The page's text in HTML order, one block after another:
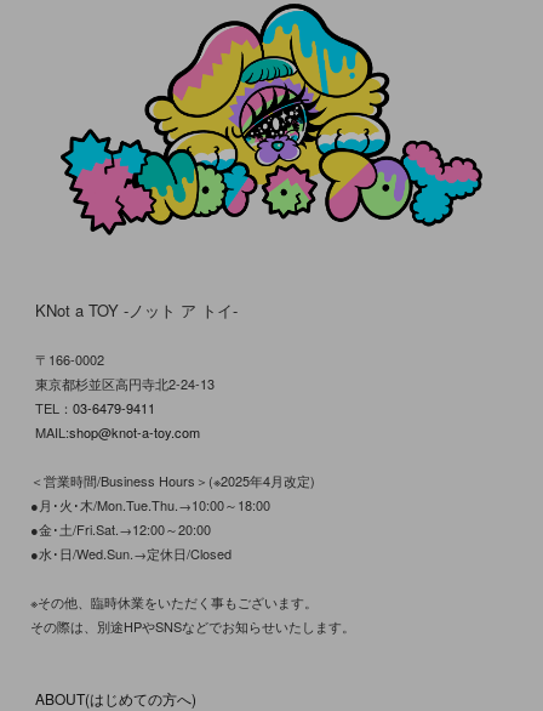
KNot a TOY -ノット ア トイ-
〒166-0002
東京都杉並区高円寺北2-24-13
TEL： 03-6479-9411
MAIL:shop@knot-a-toy.com
＜営業時間/Business Hours＞(※2025年4月改定)
●月･火･木/Mon.Tue.Thu.→10:00～18:00
●金･土/Fri.Sat.→12:00～20:00
●水･日/Wed.Sun.→定休日/Closed
※その他、臨時休業をいただく事もございます。
その際は、別途HPやSNSなどでお知らせいたします。
ABOUT(はじめての方へ)